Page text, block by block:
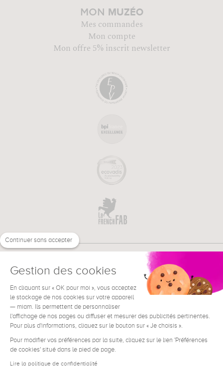
MON MUZÉO
Mes commandes
Mon compte
Mon offre 5% inscrit newsletter
BESOIN D'AIDE ? FR
Conditions générales de vente
Mentions Légales
Continuer sans accepter
Gestion des cookies
En cliquant sur « OK pour moi », vous acceptez
le stockage de nos cookies sur votre appareil
— miam. Ils permettent de personnaliser
l'affichage de nos pages ou diffuser et mesurer des publicités pertinentes.
Pour plus d'informations, cliquez sur le bouton sur « Je choisis ».
Pour modifier vos préférences par la suite, cliquez sur le lien 'Préférences
de cookies' situé dans le pied de page.
Lire la politique de confidentialité